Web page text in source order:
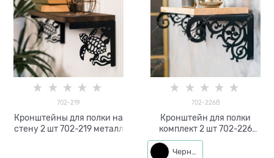
702-219
Кронштейны для полки на
стену 2 шт 702-219 металл
702-226B
Кронштейн для полки
комплект 2 шт 702-226
металл
Черный